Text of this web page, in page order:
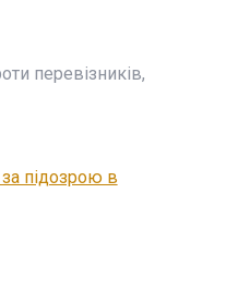
перевізників,
підозрою в